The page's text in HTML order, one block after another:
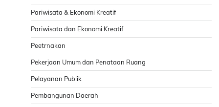
Pariwisata & Ekonomi Kreatif
Pariwisata dan Ekonomi Kreatif
Peetrnakan
Pekerjaan Umum dan Penataan Ruang
Pelayanan Publik
Pembangunan Daerah